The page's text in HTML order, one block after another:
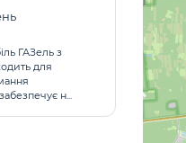
ГАЗель з
для
н...